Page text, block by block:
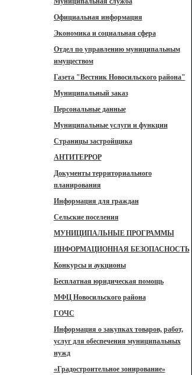
Официальная информация
Экономика и социальная сфера
Отдел по управлению муниципальным
имуществом
Газета "Вестник Новосильского района"
Муниципальный заказ
Персональные данные
Муниципальные услуги и функции
Страницы застройщика
АНТИТЕРРОР
Документы территориального
планирования
Информация для граждан
Сельские поселения
МУНИЦИПАЛЬНЫЕ ПРОГРАММЫ
ИНФОРМАЦИОННАЯ БЕЗОПАСНОСТЬ
Конкурсы и аукционы
Бесплатная юридическая помощь
МФЦ Новосильского района
ГОЧС
Информация о закупках товаров, работ,
услуг для обеспечения муниципальных
нужд
«Градостроительное зонирование»